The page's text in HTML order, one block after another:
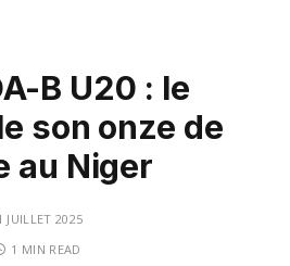
B U20 : le
son onze de
au Niger
JUILLET 2025
1 MIN READ